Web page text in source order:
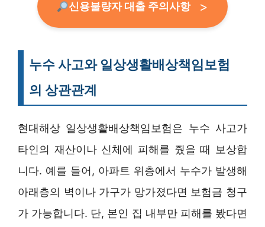
신용불량자 대출 주의사항
누수 사고와 일상생활배상책임보험
의 상관관계
현대해상 일상생활배상책임보험은 누수 사고가
타인의 재산이나 신체에 피해를 줬을 때 보상합
니다. 예를 들어, 아파트 위층에서 누수가 발생해
아래층의 벽이나 가구가 망가졌다면 보험금 청구
가 가능합니다. 단, 본인 집 내부만 피해를 봤다면